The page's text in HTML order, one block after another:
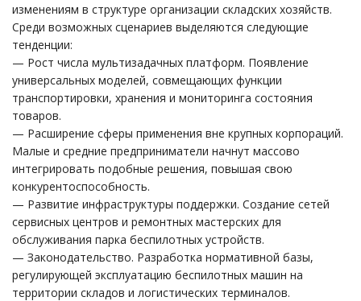
изменениям в структуре организации складских хозяйств.
Среди возможных сценариев выделяются следующие
тенденции:
— Рост числа мультизадачных платформ. Появление
универсальных моделей, совмещающих функции
транспортировки, хранения и мониторинга состояния
товаров.
— Расширение сферы применения вне крупных корпораций.
Малые и средние предприниматели начнут массово
интегрировать подобные решения, повышая свою
конкурентоспособность.
— Развитие инфраструктуры поддержки. Создание сетей
сервисных центров и ремонтных мастерских для
обслуживания парка беспилотных устройств.
— Законодательство. Разработка нормативной базы,
регулирующей эксплуатацию беспилотных машин на
территории складов и логистических терминалов.